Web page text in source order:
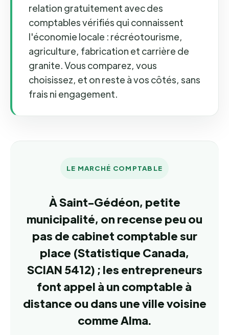
relation gratuitement avec des
comptables vérifiés qui connaissent
l'économie locale : récréotourisme,
agriculture, fabrication et carrière de
granite. Vous comparez, vous
choisissez, et on reste à vos côtés, sans
frais ni engagement.
LE MARCHÉ COMPTABLE
À Saint-Gédéon, petite
municipalité, on recense peu ou
pas de cabinet comptable sur
place (Statistique Canada,
SCIAN 5412) ; les entrepreneurs
font appel à un comptable à
distance ou dans une ville voisine
comme Alma.